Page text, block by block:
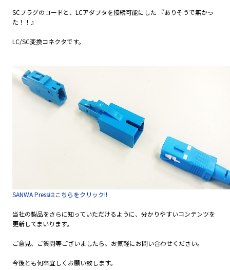
SCプラグのコードと、LCアダプタを接続可能にした 『ありそうで無かっ
た！！』
LC/SC変換コネクタです。
SANWA Pressはこちらをクリック!!
当社の製品をさらに知っていただけるように、分かりやすいコンテンツを
更新してまいります。
ご意見、ご質問等ございましたら、お気軽にお問い合わせください。
今後とも何卒宜しくお願い致します。